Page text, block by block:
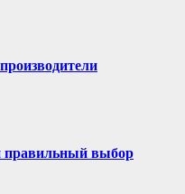
правильный выбор